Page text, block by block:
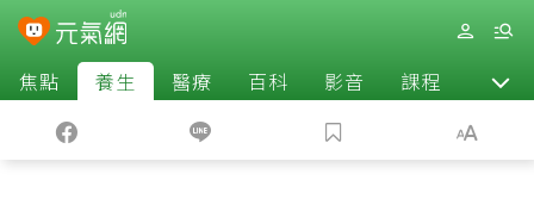
焦點 養生 醫療 百科 影音 課程 退休